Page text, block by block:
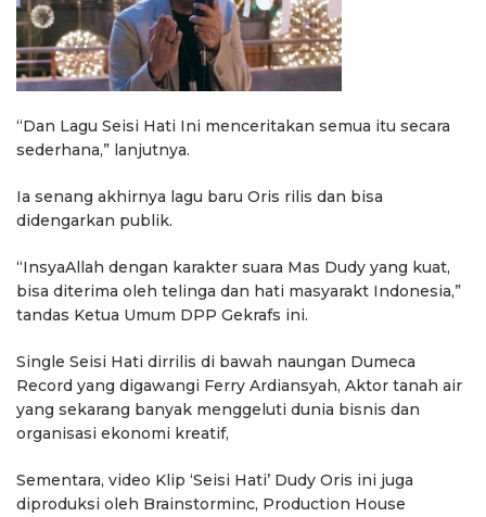
“Dan Lagu Seisi Hati Ini menceritakan semua itu secara
sederhana,” lanjutnya.
Ia senang akhirnya lagu baru Oris rilis dan bisa
didengarkan publik.
“InsyaAllah dengan karakter suara Mas Dudy yang kuat,
bisa diterima oleh telinga dan hati masyarakt Indonesia,”
tandas Ketua Umum DPP Gekrafs ini.
Single Seisi Hati dirrilis di bawah naungan Dumeca
Record yang digawangi Ferry Ardiansyah, Aktor tanah air
yang sekarang banyak menggeluti dunia bisnis dan
organisasi ekonomi kreatif,
Sementara, video Klip ‘Seisi Hati’ Dudy Oris ini juga
diproduksi oleh Brainstorminc, Production House